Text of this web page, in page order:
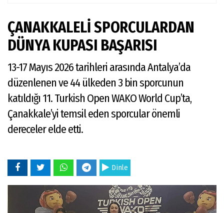
ÇANAKKALELİ SPORCULARDAN
DÜNYA KUPASI BAŞARISI
13-17 Mayıs 2026 tarihleri arasında Antalya’da
düzenlenen ve 44 ülkeden 3 bin sporcunun
katıldığı 11. Turkish Open WAKO World Cup’ta,
Çanakkale’yi temsil eden sporcular önemli
dereceler elde etti.
Dinle